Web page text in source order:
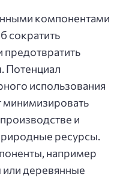
компонентами
сократить
предотвратить
Потенциал
использования
минимизировать
и
ресурсы.
например
или деревянные